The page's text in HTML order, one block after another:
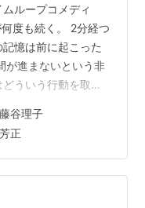
ループコメディ
度も続く。 2分経つ
憶は前に起こった
が進まないという非
ういう行動を取る
い。 非日常の体験
のは、旅行から戻
じだろうか。 点数
バー、流れないで
：トリウッド 監
藤谷理子
正